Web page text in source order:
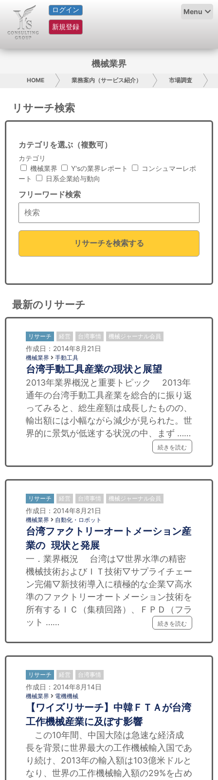
ログイン
新規登録
Menu
HOME
サービス紹介
グループ概要
採用情報
日本人にPR
コンサルティング
リサーチ
セミナー
機械業界
HOME 業務案内（サービス紹介） 市場調査
リサーチ検索
カテゴリを選ぶ（複数可）
カテゴリ
機械業界
Y'sの業界レポート
コンシュマーレポ
ート
日系企業給与動向
フリーワード検索
リサーチを検索する
最新のリサーチ
リサーチ 経営 台湾事情 機械ジャーナル会員
作成日：2014年8月21日
機械業界 手動工具
台湾手動工具産業の現状と展望
2013年業界概況と重要トピック 2013年
通年の台湾手動工具産業を総合的に振り返
ってみると、総生産額は成長したものの、
輸出額には小幅ながら減少が見られた。世
界的に景気が低迷する状況の中、まず ……
続きを読む
リサーチ 経営 台湾事情 機械ジャーナル会員
作成日：2014年8月21日
機械業界 自動化・ロボット
台湾ファクトリーオートメーション産
業の 現状と発展
一．業界概況 台湾は▽世界水準の精密
機械技術およびＩＴ技術▽サプライチェー
ン完備▽新技術導入に積極的な企業▽高水
準のファクトリーオートメーション技術を
所有するＩＣ（集積回路）、ＦＰＤ（フラ
ット ……
続きを読む
リサーチ 経営 台湾事情
作成日：2014年8月14日
機械業界 電機機械
【ワイズリサーチ】中韓ＦＴＡが台湾
工作機械産業に及ぼす影響
この10年間、中国大陸は急速な経済成
長を背景に世界最大の工作機械輸入国であ
り続け、2013年の輸入額は103億米ドルと
なり、世界の工作機械輸入額の29%を占め